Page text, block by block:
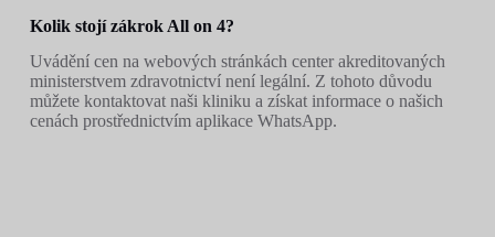
Kolik stojí zákrok All on 4?
Uvádění cen na webových stránkách center akreditovaných
ministerstvem zdravotnictví není legální. Z tohoto důvodu
můžete kontaktovat naši kliniku a získat informace o našich
cenách prostřednictvím aplikace WhatsApp.